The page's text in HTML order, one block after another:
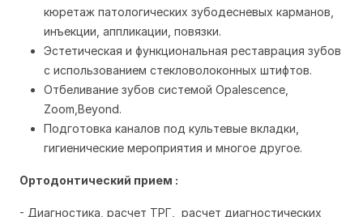
кюретаж патологических зубодесневых карманов,
инъекции, аппликации, повязки.
Эстетическая и функциональная реставрация зубов
с использованием стекловолоконных штифтов.
Отбеливание зубов системой Opalescence,
Zoom,Beyond.
Подготовка каналов под культевые вкладки,
гигиенические мероприятия и многое другое.
Ортодонтический прием :
- Диагностика, расчет ТРГ, расчет диагностических